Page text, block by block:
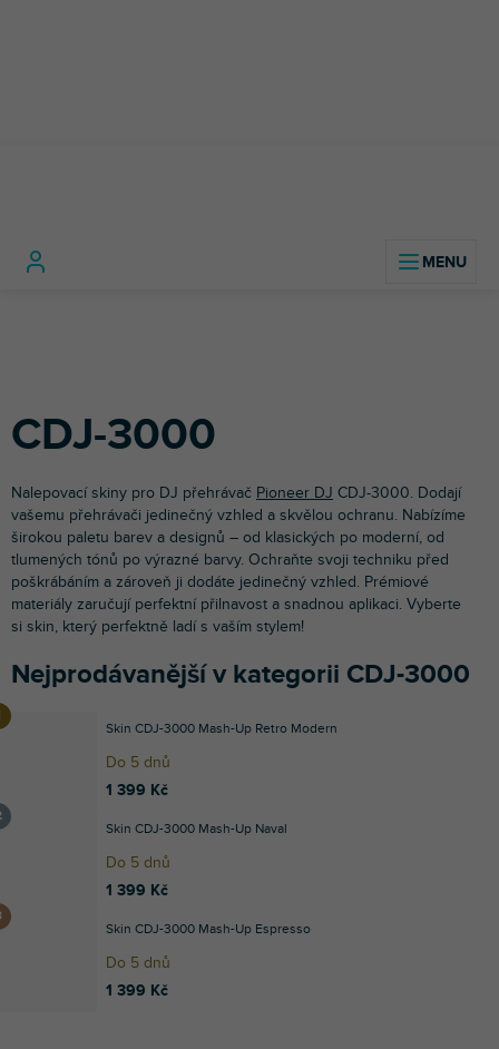
CDJ-3000
Nalepovací skiny pro DJ přehrávač Pioneer DJ CDJ-3000. Dodají
vašemu přehrávači jedinečný vzhled a skvělou ochranu. Nabízíme
širokou paletu barev a designů – od klasických po moderní, od
tlumených tónů po výrazné barvy. Ochraňte svoji techniku před
poškrábáním a zároveň ji dodáte jedinečný vzhled. Prémiové
materiály zaručují perfektní přilnavost a snadnou aplikaci. Vyberte
si skin, který perfektně ladí s vaším stylem!
Nejprodávanější v kategorii CDJ-3000
Skin CDJ-3000 Mash-Up Retro Modern
Do 5 dnů
1 399 Kč
Skin CDJ-3000 Mash-Up Naval
Do 5 dnů
1 399 Kč
Skin CDJ-3000 Mash-Up Espresso
Do 5 dnů
1 399 Kč